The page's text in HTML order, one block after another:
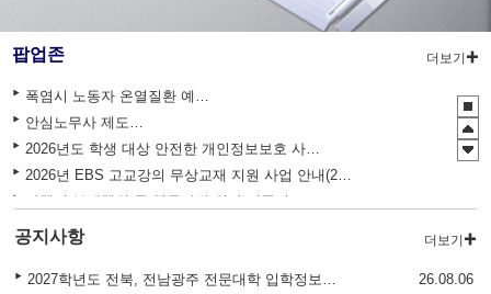
팝업존 더보기
2027학년도 EBS 수능연계교재 정오표 안내
관행적 부패행위 등 행동강령 위반 집중신고기간 운영
2026년 EBS 고교강의 무상교재 지원 사업 안내(2학기 2차)
2026년도 학생 대상 안전한 개인정보보호 사례 공모전
안심노무사 제도 홍보
폭염시 노동자 온열질환 예방수칙
2026 학생 성장 지원 학부모 아카데미 운영
공지사항 더보기
2027학년도 전북, 전남광주 전문대학 입학정보 박람회 안내
26.08.06